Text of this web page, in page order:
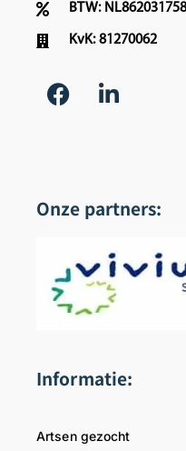
BTW:
KvK: 81270062
Onze partners:
Informatie:
Artsen gezocht